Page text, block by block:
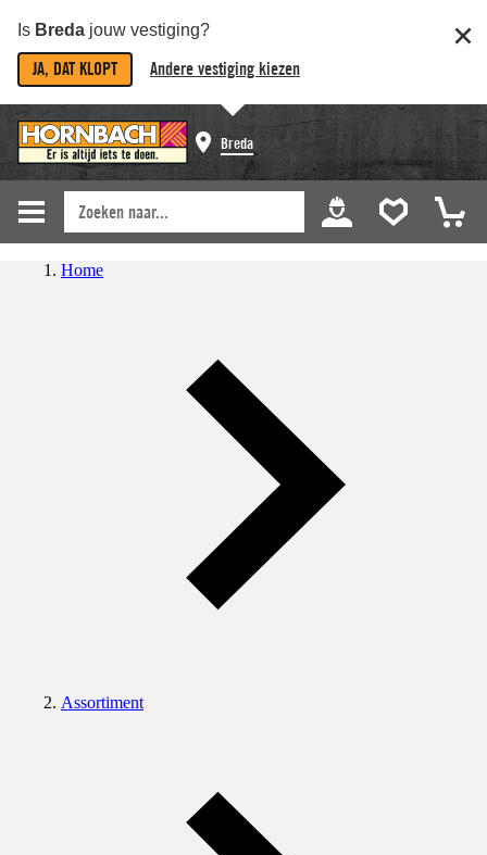
Is Breda jouw vestiging?
JA, DAT KLOPT Andere vestiging kiezen
Breda
Home
Assortiment